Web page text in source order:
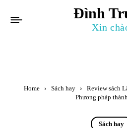
Đình
Xin
Home Sách hay
Review sách
Phương pháp
Sách hay